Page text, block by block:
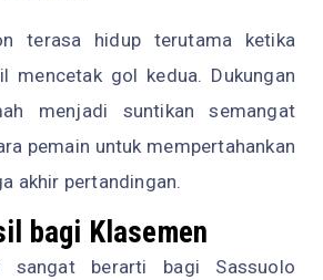
terasa hidup terutama ketika
mencetak gol kedua. Dukungan
menjadi suntikan semangat
pemain untuk mempertahankan
akhir pertandingan.
bagi Klasemen
sangat berarti bagi Sassuolo